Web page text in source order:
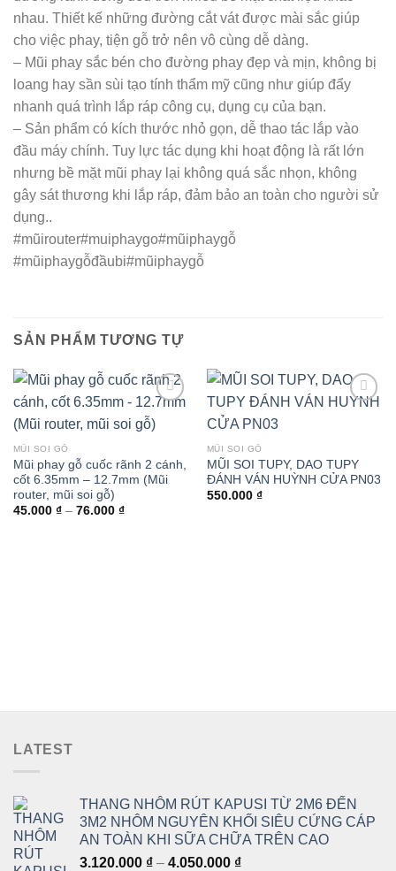
nhau. Thiết kế những đường cắt vát được mài sắc giúp
cho việc phay, tiện gỗ trở nên vô cùng dễ dàng.
– Mũi phay sắc bén cho đường phay đẹp và mịn, không bị
loang hay sần sùi tạo tính thẩm mỹ cũng như giúp đẩy
nhanh quá trình lắp ráp công cụ, dụng cụ của bạn.
– Sản phẩm có kích thước nhỏ gọn, dễ thao tác lắp vào
đầu máy chính. Tuy lực tác dụng khi hoạt động là rất lớn
nhưng bề mặt mũi phay lại không quá sắc nhọn, không
gây sát thương khi lắp ráp, đảm bảo an toàn cho người sử
dụng..
#mũirouter#muiphaygo#mũiphaygỗ
#mũiphaygỗđầubi#mũiphaygỗ
SẢN PHẨM TƯƠNG TỰ
MŨI SOI GỖ
Mũi phay gỗ cuốc rãnh 2 cánh,
cốt 6.35mm – 12.7mm (Mũi
router, mũi soi gỗ)
45.000 ₫ – 76.000 ₫Khoảng
MŨI SOI GỖ
MŨI SOI TUPY, DAO TUPY
ĐÁNH VÁN HUỲNH CỬA PN03
550.000 ₫
LATEST
THANG NHÔM RÚT KAPUSI TỪ 2M6 ĐẾN
3M2 NHÔM NGUYÊN KHỐI SIÊU CỨNG CÁP
AN TOÀN KHI SỮA CHỮA TRÊN CAO
3.120.000 ₫ – 4.050.000 ₫Khoảng